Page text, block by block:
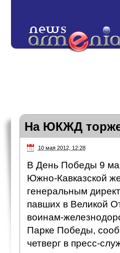
На ЮКЖД
10 мая 2012, 12:28
В День Победы 9
Южно-Кавказской
генеральным
павших в Великой
воинам-
Парке Победы,
четверг в пресс-